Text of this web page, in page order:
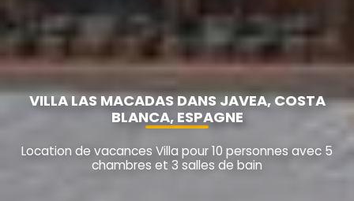
VILLA LAS MACADAS DANS JAVEA, COSTA
BLANCA, ESPAGNE
Location de vacances Villa pour 10 personnes avec 5
chambres et 3 salles de bain